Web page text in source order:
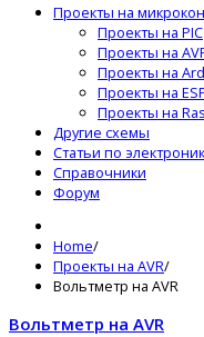
Проекты на
Проекты на PIC
Проекты на
Проекты на
Проекты на
Проекты на
Другие схемы
Статьи по
Справочники
Форум
Home/
Проекты на AVR/
Вольтметр на AVR
Вольтметр на AVR